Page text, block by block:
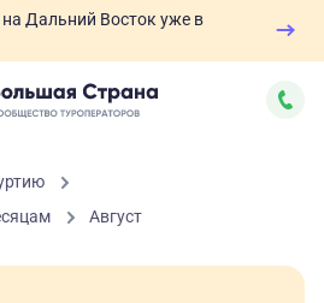
на Дальний Восток уже в
Август